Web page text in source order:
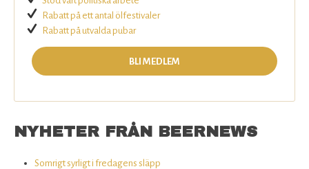
Rabatt på ett antal ölfestivaler
Rabatt på utvalda pubar
BLI MEDLEM
NYHETER FRÅN BEERNEWS
Somrigt syrligt i fredagens släpp